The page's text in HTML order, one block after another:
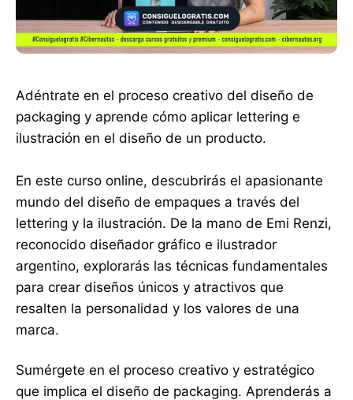
Adéntrate en el proceso creativo del diseño de
packaging y aprende cómo aplicar lettering e
ilustración en el diseño de un producto.
En este curso online, descubrirás el apasionante
mundo del diseño de empaques a través del
lettering y la ilustración. De la mano de Emi Renzi,
reconocido diseñador gráfico e ilustrador
argentino, explorarás las técnicas fundamentales
para crear diseños únicos y atractivos que
resalten la personalidad y los valores de una
marca.
Sumérgete en el proceso creativo y estratégico
que implica el diseño de packaging. Aprenderás a